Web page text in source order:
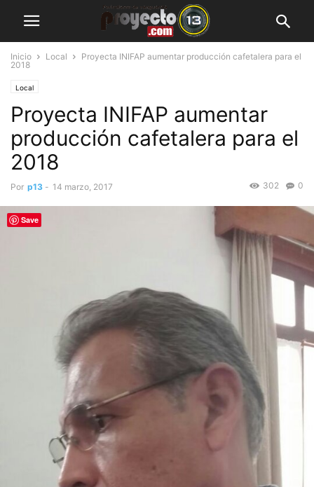
Inicio Local
Proyecta INIFAP aumentar producción cafetalera para el
2018
Local
Proyecta INIFAP aumentar
producción cafetalera para el
2018
Por p13 - 14 marzo, 2017 0
302
Save